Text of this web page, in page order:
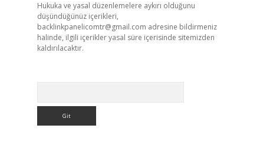
Hukuka ve yasal düzenlemelere aykırı olduğunu
düşündüğünüz içerikleri,
backlinkpanelicomtr@gmail.com adresine bildirmeniz
halinde, ilgili içerikler yasal süre içerisinde sitemizden
kaldırılacaktır.